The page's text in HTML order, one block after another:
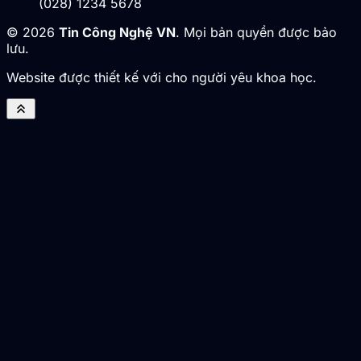
(028) 1234 5678
© 2026 Tin Công Nghệ VN. Mọi bản quyền được bảo
lưu.
Website được thiết kế với cho người yêu khoa học.
keyboard_double_arrow_up